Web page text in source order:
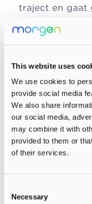
This website uses
We use cookies to
provide social media
We also share
our social media,
may combine it with
provided to them or
of their services.
Selection
Necessary
traject en gaat
van onze
en wij